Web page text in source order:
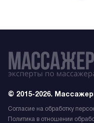
© 2015-2026.
Согласие на обработку
Политика в отношении